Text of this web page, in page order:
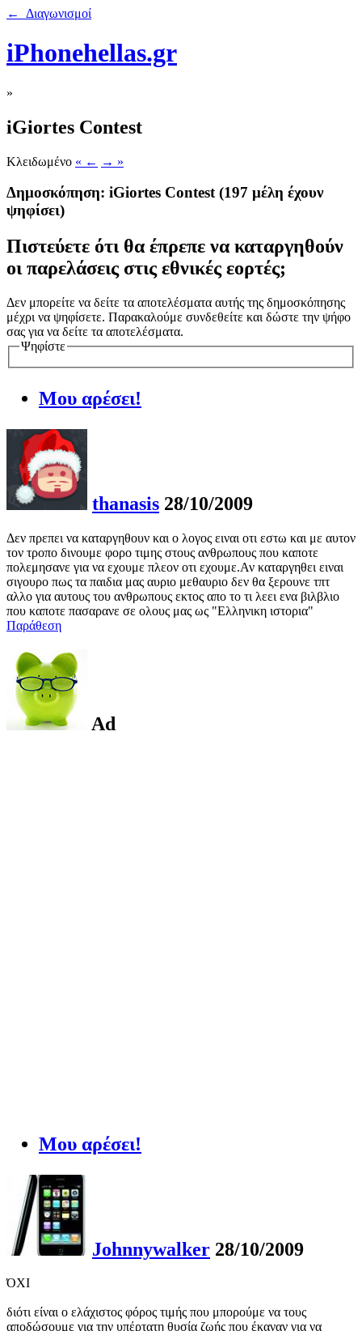
← Διαγωνισμοί
iPhonehellas.gr
»
iGiortes Contest
Κλειδωμένο « ← → »
Δημοσκόπηση: iGiortes Contest(197 μέλη έχουν
ψηφίσει)
Πιστεύετε ότι θα έπρεπε να καταργηθούν
οι παρελάσεις στις εθνικές εορτές;
Δεν μπορείτε να δείτε τα αποτελέσματα αυτής της δημοσκόπησης
μέχρι να ψηφίσετε. Παρακαλούμε συνδεθείτε και δώστε την ψήφο
σας για να δείτε τα αποτελέσματα.
Ψηφίστε
Μου αρέσει!
thanasis 28/10/2009
Δεν πρεπει να καταργηθουν και ο λογος ειναι οτι εστω και με αυτον
τον τροπο δινουμε φορο τιμης στους ανθρωπους που καποτε
πολεμησανε για να εχουμε πλεον οτι εχουμε.Αν καταργηθει ειναι
σιγουρο πως τα παιδια μας αυριο μεθαυριο δεν θα ξερουνε τπτ
αλλο για αυτους του ανθρωπους εκτος απο το τι λεει ενα βιλβλιο
που καποτε πασαρανε σε ολους μας ως "Ελληνικη ιστορια"
Παράθεση
Ad
Μου αρέσει!
Johnnywalker 28/10/2009
ΌΧΙ
διότι είναι ο ελάχιστος φόρος τιμής που μπορούμε να τους
αποδώσουμε για την υπέρτατη θυσία ζωής που έκαναν για να